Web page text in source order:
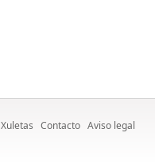
Xuletas Contacto Aviso legal